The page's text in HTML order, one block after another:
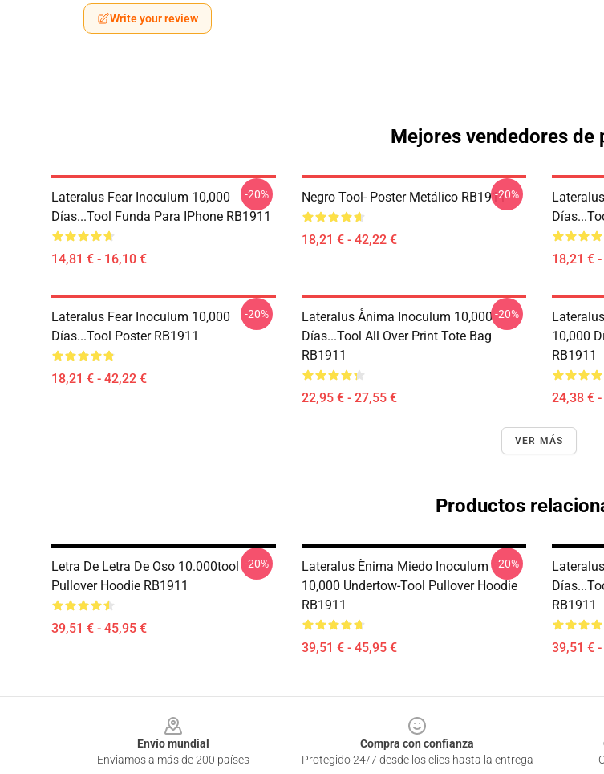
Write your review
Mejores vendedores de
Lateralus Fear Inoculum 10,000
Días...tool Funda Para IPhone RB1911
14,81 € - 16,10 €
-20% Negro Tool- Poster Metálico RB1911
18,21 € - 42,22 €
-20%
18,21 €
Lateralus Fear Inoculum 10,000
Días...tool Poster RB1911
18,21 € - 42,22 €
-20%
Lateralus Ånima Inoculum 10,000
Días...tool All Over Print Tote Bag
RB1911
22,95 € - 27,55 €
-20%
10,000
RB1911
24,38 €
VER MÁS
Productos
Letra De Letra De Oso 10.000tool
Pullover Hoodie RB1911
39,51 € - 45,95 €
-20%
Lateralus Ènima Miedo Inoculum
10,000 Undertow-Tool Pullover Hoodie
RB1911
39,51 € - 45,95 €
-20%
RB1911
39,51 €
Envío mundial
Enviamos a más de 200 países
Compra con confianza
Protegido 24/7 desde los clics hasta la entrega